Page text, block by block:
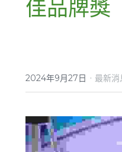
佳品牌獎
2024年9月27日 · 最新消